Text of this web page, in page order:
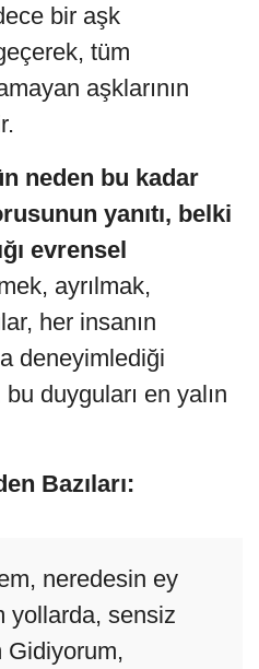
bir aşk
tüm
aşklarının
neden bu kadar
yanıtı, belki
evrensel
ayrılmak,
her insanın
deneyimlediği
duyguları en yalın
Bazıları:
neredesin ey
yollarda, sensiz
Gidiyorum,